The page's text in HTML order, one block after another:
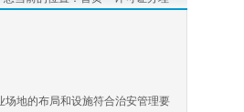
场地的布局和设施符合治安管理要